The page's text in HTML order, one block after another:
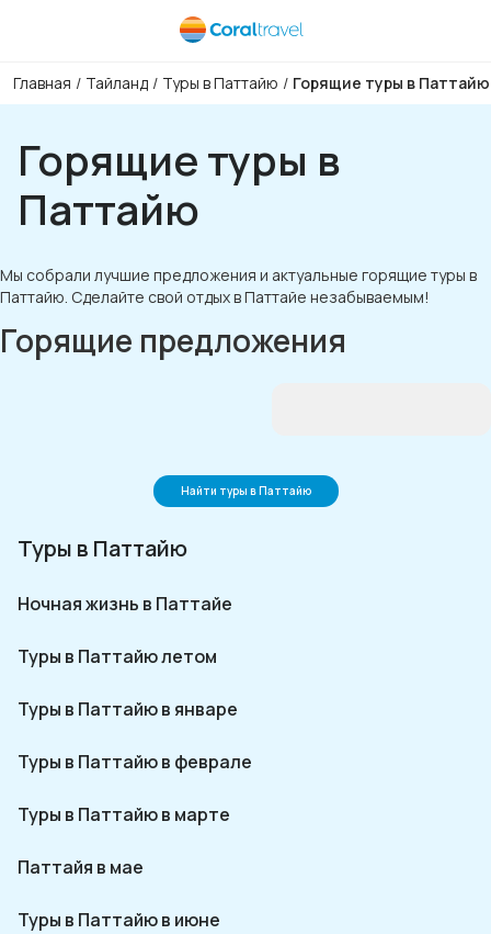
Главная / Тайланд / Туры в Паттайю / Горящие туры в Паттайю
Горящие туры в
Паттайю
Мы собрали лучшие предложения и актуальные горящие туры в
Паттайю. Сделайте свой отдых в Паттайе незабываемым!
Горящие предложения
Найти туры в Паттайю
Туры в Паттайю
Ночная жизнь в Паттайе
Туры в Паттайю летом
Туры в Паттайю в январе
Туры в Паттайю в феврале
Туры в Паттайю в марте
Паттайя в мае
Туры в Паттайю в июне